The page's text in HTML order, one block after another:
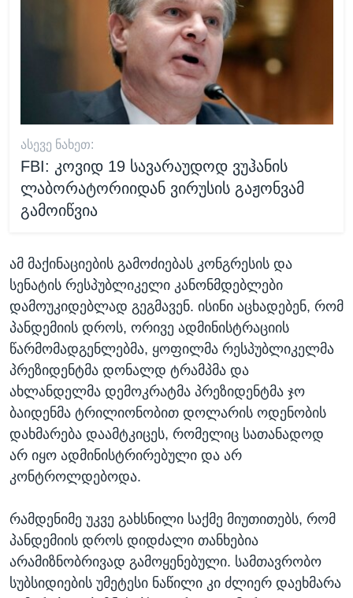
ᲐᲡᲔᲕᲔ ᲜᲐᲮᲔᲗ:
FBI: კოვიდ 19 სავარაუდოდ ვუჰანის
ლაბორატორიიდან ვირუსის გაჟონვამ
გამოიწვია
ამ მაქინაციების გამოძიებას კონგრესის და
სენატის რესპუბლიკელი კანონმდებლები
დამოუკიდებლად გეგმავენ. ისინი აცხადებენ, რომ
პანდემიის დროს, ორივე ადმინისტრაციის
წარმომადგენლებმა, ყოფილმა რესპუბლიკელმა
პრეზიდენტმა დონალდ ტრამპმა და
ახლანდელმა დემოკრატმა პრეზიდენტმა ჯო
ბაიდენმა ტრილიონობით დოლარის ოდენობის
დახმარება დაამტკიცეს, რომელიც სათანადოდ
არ იყო ადმინისტრირებული და არ
კონტროლდებოდა.
რამდენიმე უკვე გახსნილი საქმე მიუთითებს, რომ
პანდემიის დროს დიდძალი თანხებია
არამიზნობრივად გამოყენებული. სამთავრობო
სუბსიდიების უმეტესი ნაწილი კი ძლიერ დაეხმარა